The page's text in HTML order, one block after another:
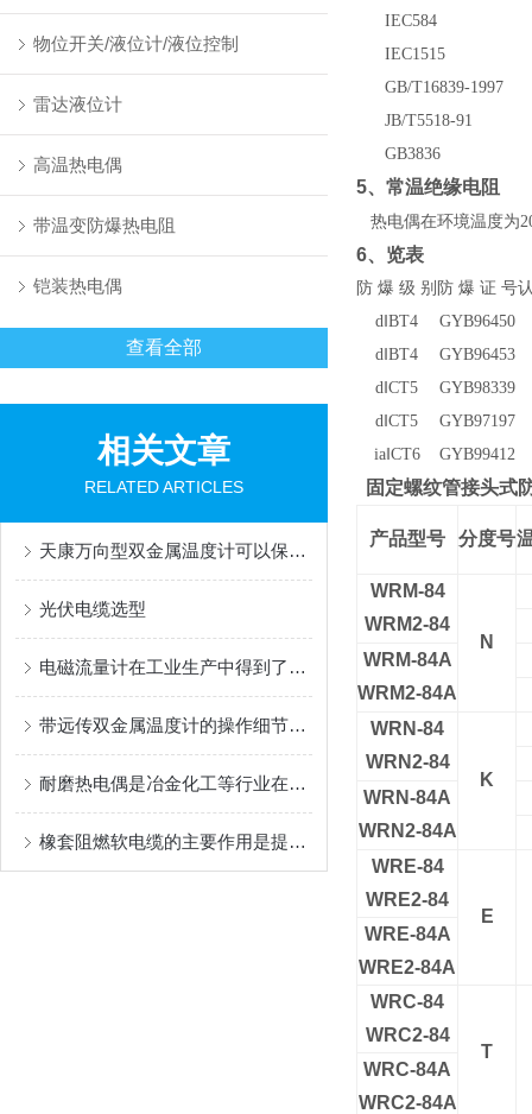
物位开关/液位计/液位控制
雷达液位计
高温热电偶
带温变防爆热电阻
铠装热电偶
查看全部
相关文章
RELATED ARTICLES
天康万向型双金属温度计可以保证实验的准确性
光伏电缆选型
电磁流量计在工业生产中得到了广泛应用
带远传双金属温度计的操作细节讲解
耐磨热电偶是冶金化工等行业在高温及耐磨环境中的理想测温传感器
橡套阻燃软电缆的主要作用是提升用电安全
IEC584
IEC1515
GB/T16839-1997
JB/T5518-91
GB3836
5、常温绝缘电阻
热电偶在环境温度为
6、览表
防 爆 级 别 防 爆 证 号
d ‖BT4
GYB96450
d ‖BT4
GYB96453
d ‖CT5
GYB98339
d ‖CT5
GYB97197
ia‖CT6 GYB99412
固定螺纹管接头式
产品型号 分度号
WRM-84
WRM2-84
N
WRM-84A
WRM2-84A
WRN-84
WRN2-84
K
WRN-84A
WRN2-84A
WRE-84
WRE2-84
E
WRE-84A
WRE2-84A
WRC-84
WRC2-84
T
WRC-84A
WRC2-84A